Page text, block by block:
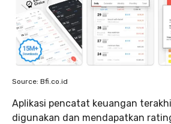
Source: Bfi.co.id
Aplikasi pencatat keuangan
digunakan dan mendapatkan